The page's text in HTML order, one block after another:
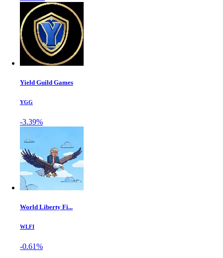
Yield Guild Games
YGG
-3.39%
World Liberty Fi...
WLFI
-0.61%